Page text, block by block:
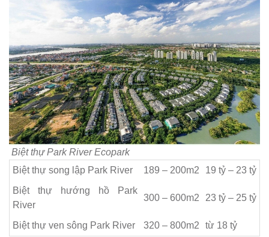
Biệt thự Park River Ecopark
Biệt thự song lập Park River
189 – 200m2
19 tỷ – 23 tỷ
Biệt thự hướng hồ Park
River
300 – 600m2 ​23 tỷ – 25 tỷ
Biệt thự ven sông Park River 320 – 800m2 từ 18 tỷ